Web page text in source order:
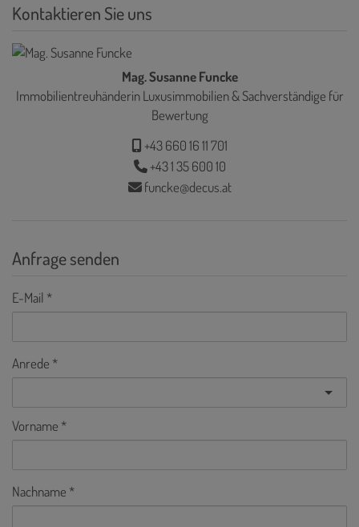
Kontaktieren Sie uns
Mag. Susanne Funcke
Immobilientreuhänderin Luxusimmobilien & Sachverständige für
Bewertung
+43 660 16 11 701
+43 1 35 600 10
funcke@decus.at
Anfrage senden
E-Mail
Anrede
Vorname
Nachname